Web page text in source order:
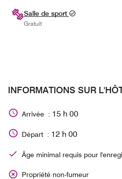
Salle de sport
Gratuit
INFORMATIONS SUR
Arrivée : 15 h 00
Départ : 12 h 00
Âge minimal requis pour
Propriété non-fumeur